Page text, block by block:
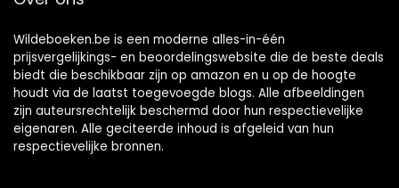
Wildeboeken.be is een moderne alles-in-één
prijsvergelijkings- en beoordelingswebsite die de beste deals
biedt die beschikbaar zijn op amazon en u op de hoogte
houdt via de laatst toegevoegde blogs. Alle afbeeldingen
zijn auteursrechtelijk beschermd door hun respectievelijke
eigenaren. Alle geciteerde inhoud is afgeleid van hun
respectievelijke bronnen.